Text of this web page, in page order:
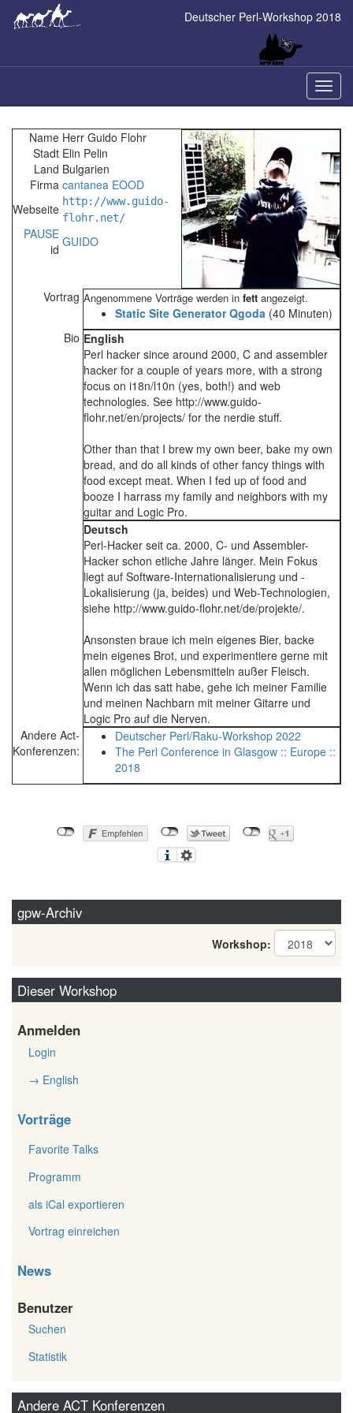
Deutscher Perl-Workshop 2018
ein-/
Name Herr Guido Flohr
Stadt Elin Pelin
Land Bulgarien
Firma cantanea EOOD
Webseite http://www.guido-
flohr.net/
PAUSE
id GUIDO
Vortrag Angenommene Vorträge werden in fett angezeigt.
‎Static Site Generator Qgoda‎ (40 Minuten)
Bio English
Perl hacker since around 2000, C and assembler
hacker for a couple of years more, with a strong
focus on i18n/l10n (yes, both!) and web
technologies. See http://www.guido-
flohr.net/en/projects/ for the nerdie stuff.
Other than that I brew my own beer, bake my own
bread, and do all kinds of other fancy things with
food except meat. When I fed up of food and
booze I harrass my family and neighbors with my
guitar and Logic Pro.
Deutsch
Perl-Hacker seit ca. 2000, C- und Assembler-
Hacker schon etliche Jahre länger. Mein Fokus
liegt auf Software-Internationalisierung und -
Lokalisierung (ja, beides) und Web-Technologien,
siehe http://www.guido-flohr.net/de/projekte/.
Ansonsten braue ich mein eigenes Bier, backe
mein eigenes Brot, und experimentiere gerne mit
allen möglichen Lebensmitteln außer Fleisch.
Wenn ich das satt habe, gehe ich meiner Familie
und meinen Nachbarn mit meiner Gitarre und
Logic Pro auf die Nerven.
Andere Act-
Konferenzen:
Deutscher Perl/Raku-Workshop 2022
The Perl Conference in Glasgow :: Europe ::
2018
gpw-Archiv
Workshop:
Dieser Workshop
Anmelden
Login
→ English
Vorträge
Favorite Talks
Programm
als iCal exportieren
Vortrag einreichen
News
Benutzer
Suchen
Statistik
Andere ACT Konferenzen